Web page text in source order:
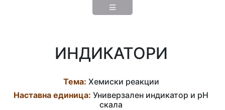
ИНДИКАТОРИ
Тема: Хемиски реакции
Наставна eдиница: Универзален индикатор и pH
скала